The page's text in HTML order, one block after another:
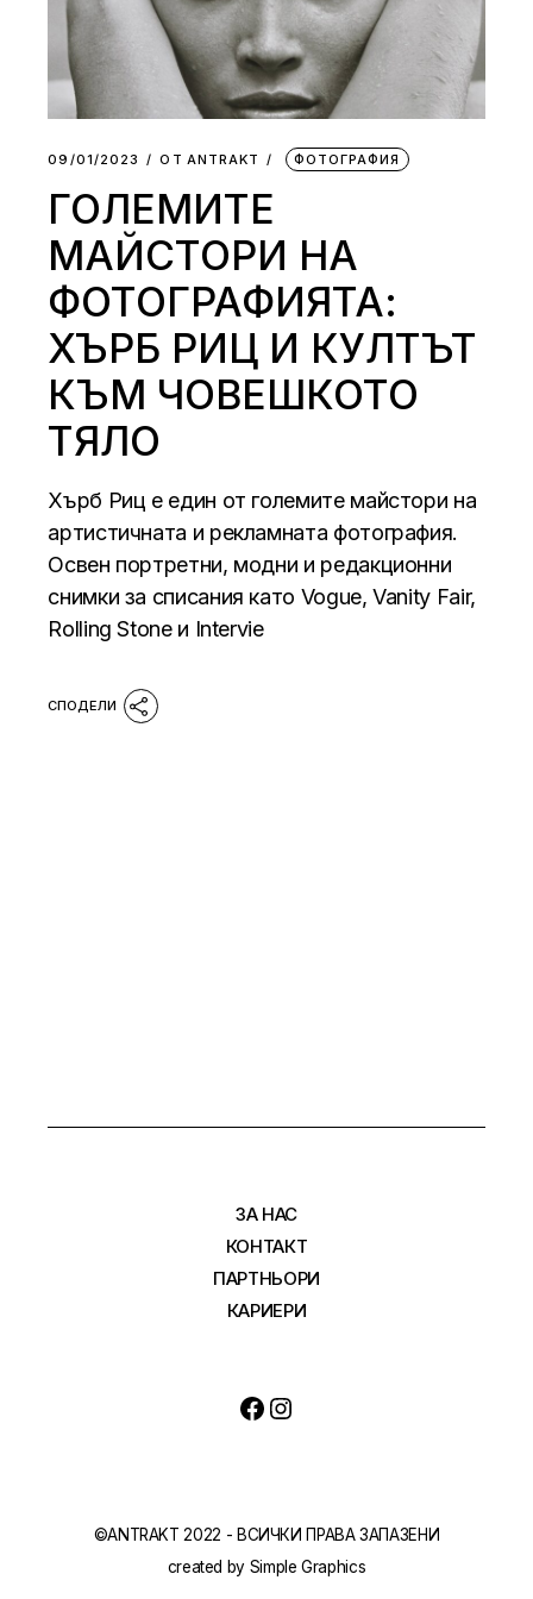
09/01/2023 ОТ АNTRAKT ФОТОГРАФИЯ
ГОЛЕМИТЕ
МАЙСТОРИ НА
ФОТОГРАФИЯТА:
ХЪРБ РИЦ И КУЛТЪТ
КЪМ ЧОВЕШКОТО
ТЯЛО
Хърб Риц е един от големите майстори на
артистичната и рекламната фотография.
Освен портретни, модни и редакционни
снимки за списания като Vogue, Vanity Fair,
Rolling Stone и Intervie
ЗА НАС
КОНТАКТ
ПАРТНЬОРИ
КАРИЕРИ
Facebook
Instagram
©ANTRAKT 2022 - ВСИЧКИ ПРАВА ЗАПАЗЕНИ
created by Simple Graphics